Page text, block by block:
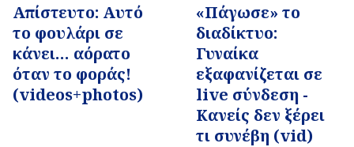
Απίστευτο: Αυτό
το φουλάρι σε
κάνει… αόρατο
όταν το φοράς!
(videos+photos)
«Πάγωσε» το
διαδίκτυο:
Γυναίκα
εξαφανίζεται σε
live σύνδεση -
Κανείς δεν ξέρει
τι συνέβη (vid)